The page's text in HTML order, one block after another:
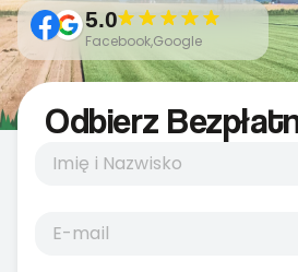
5.0
Facebook,Google
Odbierz